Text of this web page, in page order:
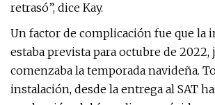
retrasó”, dice Kay.
Un factor de complicación fue que la
estaba prevista para octubre de 2022,
comenzaba la temporada navideña.
instalación, desde la entrega al SAT